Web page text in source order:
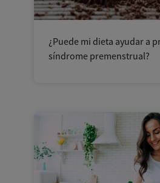
¿Puede mi dieta ayudar a
síndrome premenstrual?